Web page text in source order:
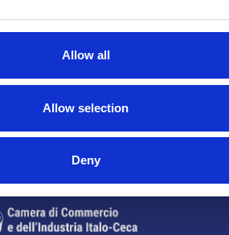
Allow all
Allow selection
Deny